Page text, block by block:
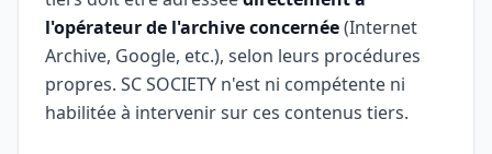
l'opérateur de l'archive concernée(Internet
Archive, Google, etc.), selon leurs procédures
propres. SC SOCIETY n'est ni compétente ni
habilitée à intervenir sur ces contenus tiers.